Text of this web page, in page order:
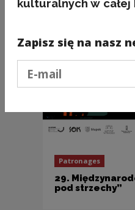
Patronages
29.
pod strzechy”
kulturalnych w całej
Zapisz się na nasz